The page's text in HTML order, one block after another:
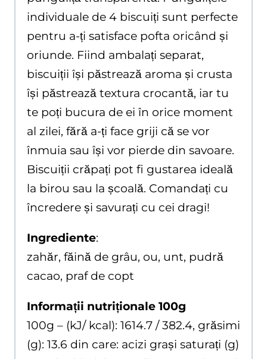
individuale de 4 biscuiți sunt perfecte
pentru a-ți satisface pofta oricând și
oriunde. Fiind ambalați separat,
biscuiții își păstrează aroma și crusta
își păstrează textura crocantă, iar tu
te poți bucura de ei în orice moment
al zilei, fără a-ți face griji că se vor
înmuia sau își vor pierde din savoare.
Biscuiții crăpați pot fi gustarea ideală
la birou sau la școală. Comandați cu
încredere și savurați cu cei dragi!
Ingrediente:
zahăr, făină de grâu, ou, unt, pudră
cacao, praf de copt
Informații nutriționale 100g
100g – (kJ/ kcal): 1614.7 / 382.4, grăsimi
(g): 13.6 din care: acizi grași saturați (g)